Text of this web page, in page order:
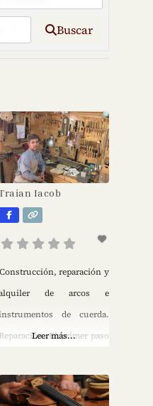
Buscar
Iacob
Construcción, reparación y
de arcos e
de cuerda.
Reparación. El primer paso
un presupuesto previo
reparación del
Leer más...